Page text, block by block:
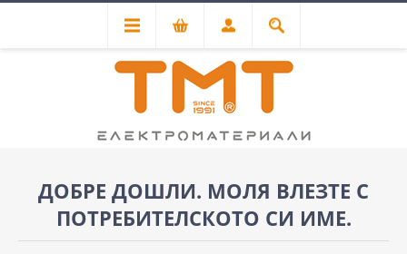
ДОБРЕ ДОШЛИ. МОЛЯ ВЛЕЗТЕ С
ПОТРЕБИТЕЛСКОТО СИ ИМЕ.